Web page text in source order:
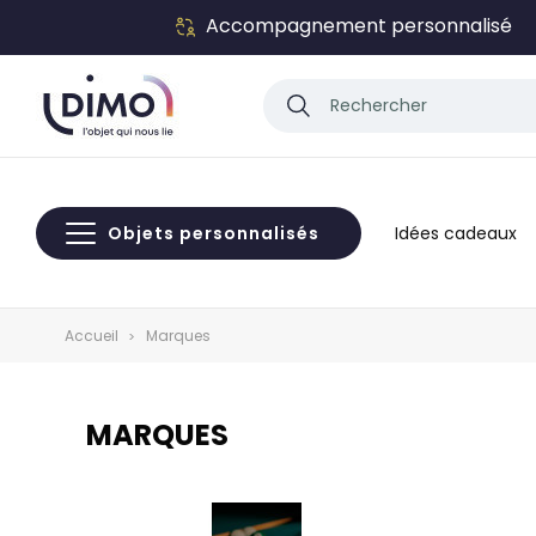
Accompagnement personnalisé
Objets personnalisés Idées cadeaux
Accueil Marques
MARQUES